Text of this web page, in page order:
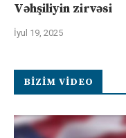
Vəhşiliyin zirvəsi
İyul 19, 2025
BIZIM VIDEO